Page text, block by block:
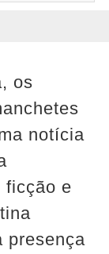
os
notícia
ficção e
presença